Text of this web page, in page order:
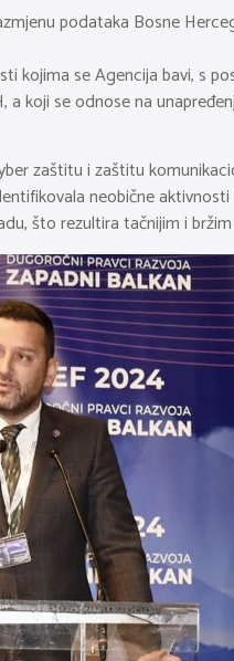
podataka Bosne
kojima se Agencija bavi, s
koji se odnose na
zaštitu i zaštitu
neobične
što rezultira tačnijim i